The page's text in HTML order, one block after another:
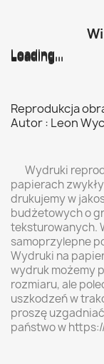
Loading...
Loading...
Loading...
Loading...
Loading...
Loading...
Reprodukcja
Autor : Leon
Wydruki
papierach
drukujemy w
budżetowych o
teksturowanych.
samoprzylepne
Wydruki na
wydruk możemy
rozmiaru, ale
uszkodzeń w
proszę
państwo w